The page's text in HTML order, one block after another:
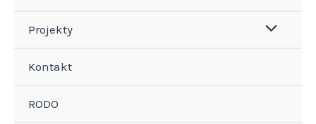
Projekty
Kontakt
RODO